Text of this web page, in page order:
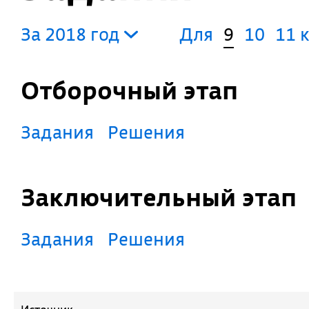
За 2018 год Для 9 10 11
Отборочный этап
Задания Решения
Заключительный этап
Задания Решения